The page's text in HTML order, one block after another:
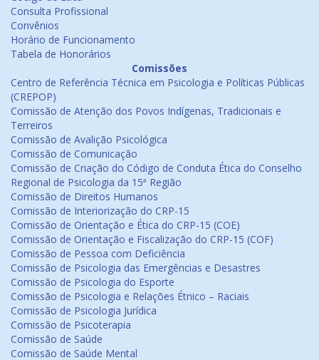
Consulta Profissional
Convênios
Horário de Funcionamento
Tabela de Honorários
Comissões
Centro de Referência Técnica em Psicologia e Políticas Públicas
(CREPOP)
Comissão de Atenção dos Povos Indígenas, Tradicionais e
Terreiros
Comissão de Avalição Psicológica
Comissão de Comunicação
Comissão de Criação do Código de Conduta Ética do Conselho
Regional de Psicologia da 15ª Região
Comissão de Direitos Humanos
Comissão de Interiorização do CRP-15
Comissão de Orientação e Ética do CRP-15 (COE)
Comissão de Orientação e Fiscalização do CRP-15 (COF)
Comissão de Pessoa com Deficiência
Comissão de Psicologia das Emergências e Desastres
Comissão de Psicologia do Esporte
Comissão de Psicologia e Relações Étnico – Raciais
Comissão de Psicologia Jurídica
Comissão de Psicoterapia
Comissão de Saúde
Comissão de Saúde Mental